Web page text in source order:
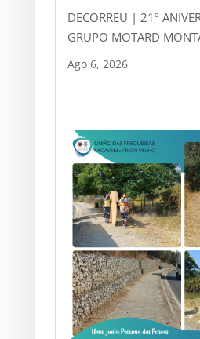
DECORREU | 21º
GRUPO MOTARD
Ago 6, 2026